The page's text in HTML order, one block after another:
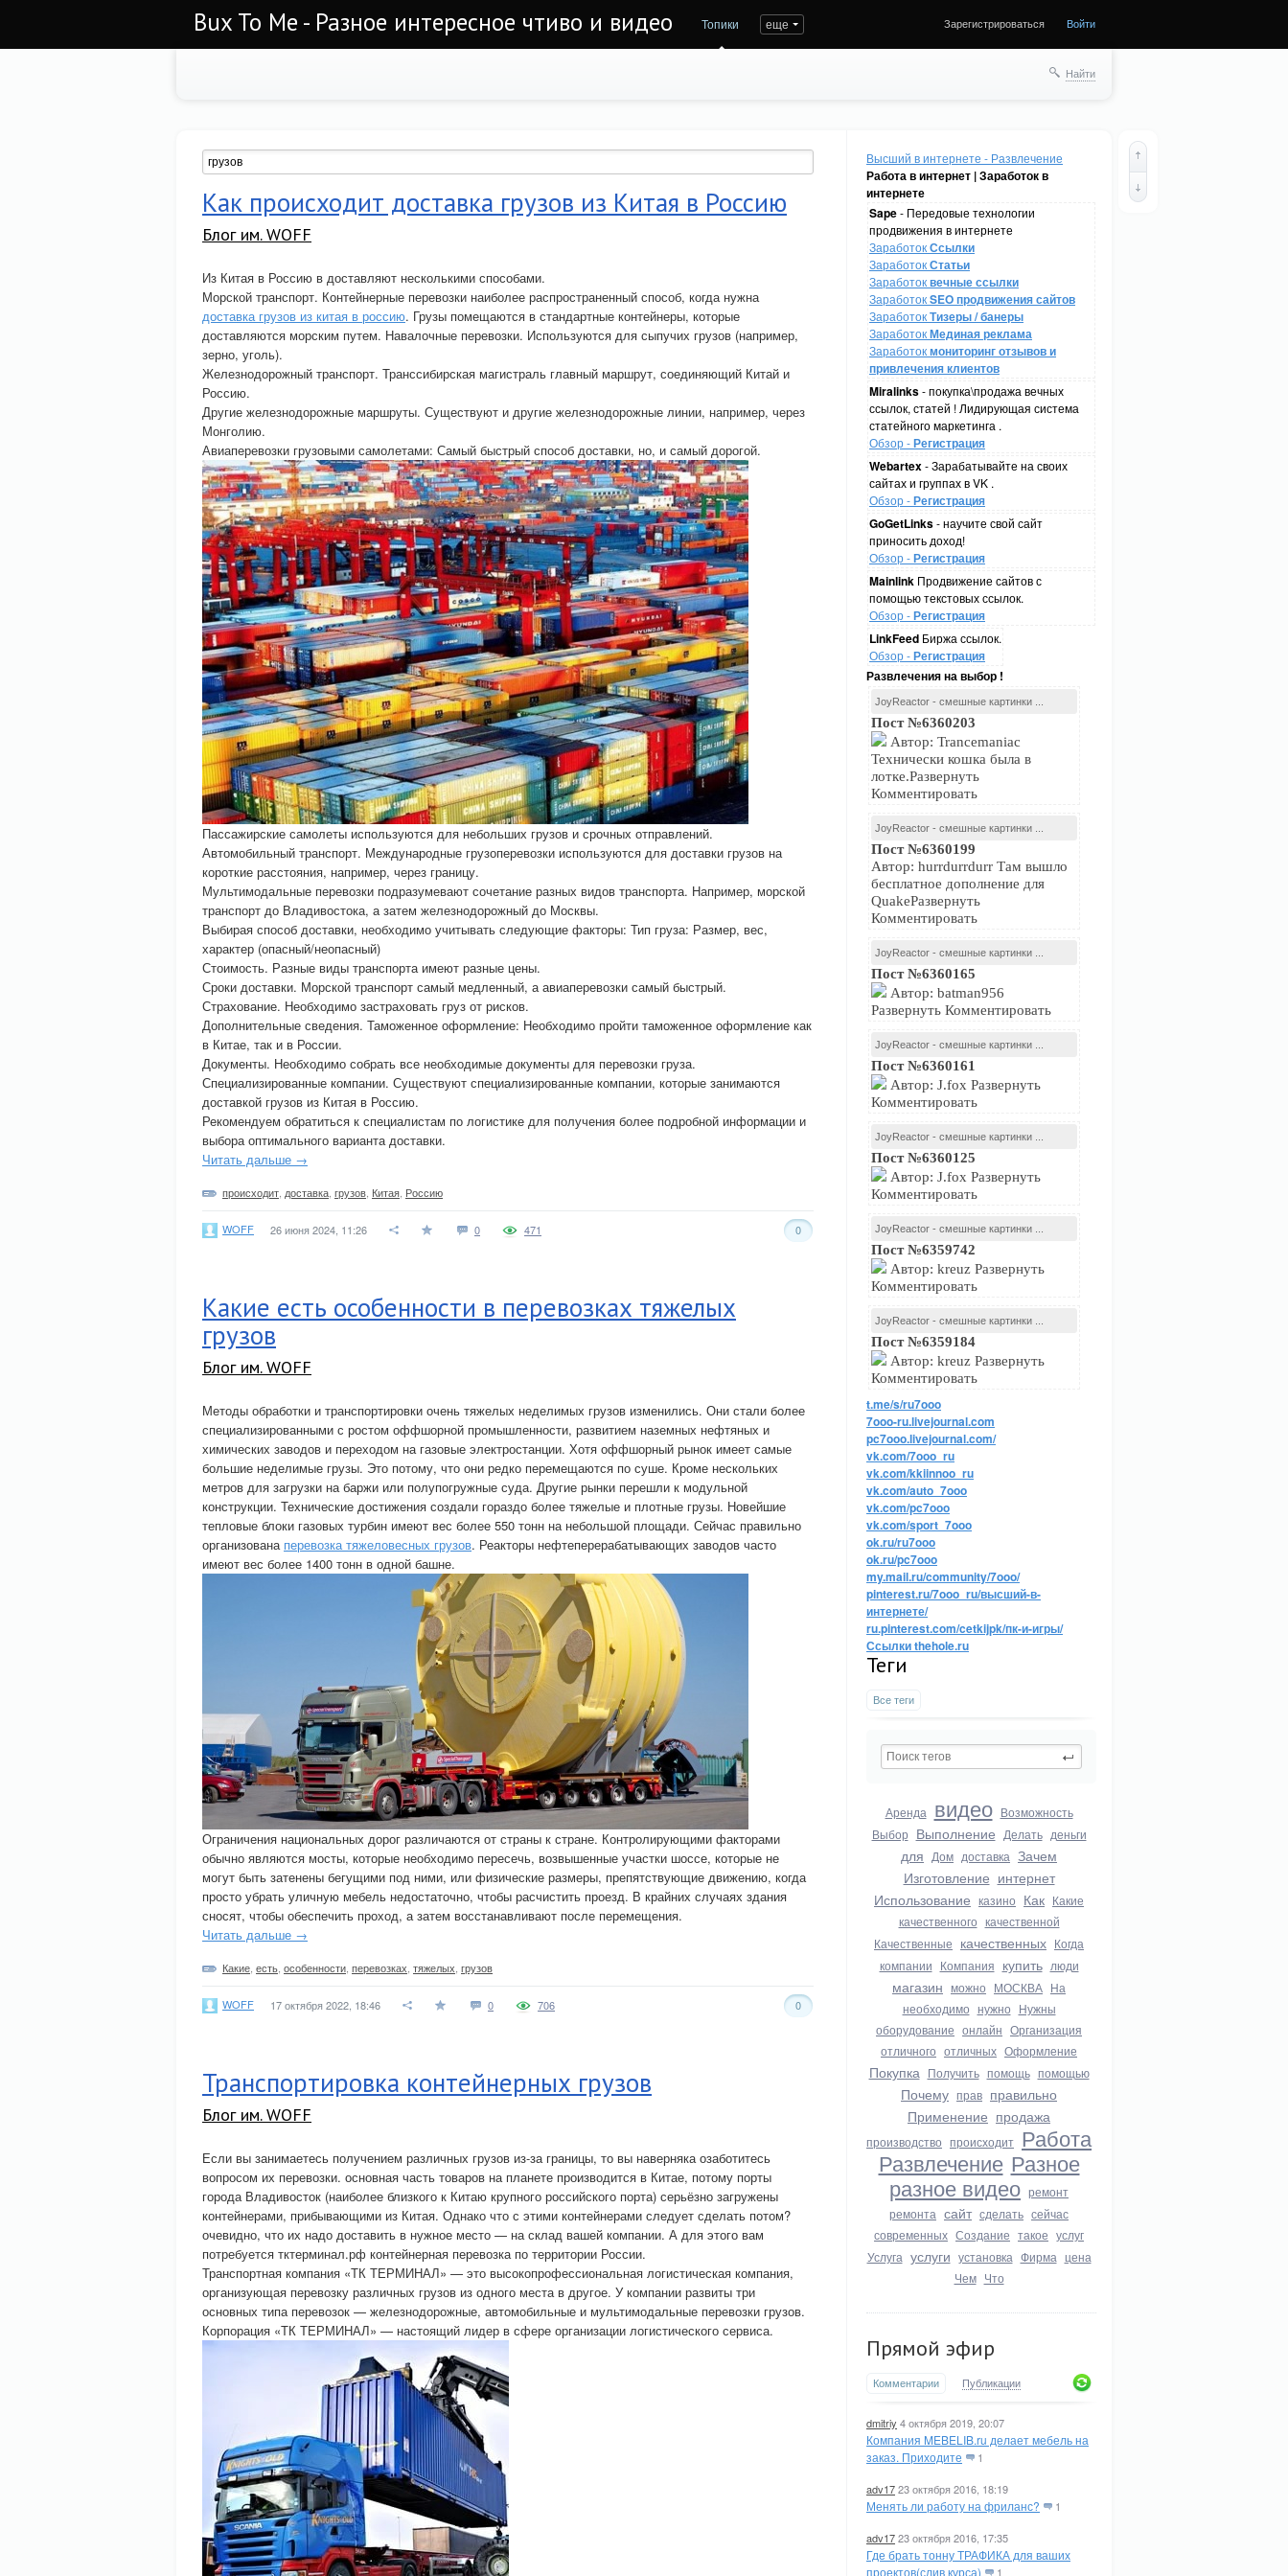
Bux To Me - Разное интересное чтиво и видео Топики еще Зарегистрироваться Войти
Найти
Высший в интернете - Развлечение
Работа в интернет | Заработок в
интернете
Sape- Передовые технологии
продвижения в интернете
ЗаработокСсылки
ЗаработокСтатьи
Заработоквечные ссылки
ЗаработокSEO продвижения сайтов
ЗаработокТизеры / банеры
ЗаработокМединая реклама
Заработокмониторинг отзывов и
привлечения клиентов
Miralinks- покупка\продажа вечных
ссылок, статей ! Лидирующая система
статейного маркетинга .
Обзор -Регистрация
Webartex- Зарабатывайте на своих
сайтах и группах в VK .
Обзор -Регистрация
GoGetLinks- научите свой сайт
приносить доход!
Обзор -Регистрация
Mainlink Продвижение сайтов с
помощью текстовых ссылок.
Обзор -Регистрация
LinkFeed Биржа ссылок.
Обзор -Регистрация
Развлечения на выбор !
JoyReactor - смешные картинки ...
Пост №6360203
Автор: Trancemaniac
Технически кошка была в
лотке.Развернуть
Комментировать
JoyReactor - смешные картинки ...
Пост №6360199
Автор: hurrdurrdurr Там вышло
бесплатное дополнение для
QuakeРазвернуть
Комментировать
JoyReactor - смешные картинки ...
Пост №6360165
Автор: batman956
Развернуть Комментировать
JoyReactor - смешные картинки ...
Пост №6360161
Автор: J.fox Развернуть
Комментировать
JoyReactor - смешные картинки ...
Пост №6360125
Автор: J.fox Развернуть
Комментировать
JoyReactor - смешные картинки ...
Пост №6359742
Автор: kreuz Развернуть
Комментировать
JoyReactor - смешные картинки ...
Пост №6359184
Автор: kreuz Развернуть
Комментировать
t.me/s/ru7ooo
7ooo-ru.livejournal.com
pc7ooo.livejournal.com/
vk.com/7ooo_ru
vk.com/kkiinnoo_ru
vk.com/auto_7ooo
vk.com/pc7ooo
vk.com/sport_7ooo
ok.ru/ru7ooo
ok.ru/pc7ooo
my.mail.ru/community/7ooo/
pinterest.ru/7ooo_ru/высший-в-
интернете/
ru.pinterest.com/cetkijpk/пк-и-игры/
Ссылки thehole.ru
Теги
Все теги
Аренда видео Возможность
Выбор Выполнение Делать деньги
для Дом доставка Зачем
Изготовление интернет
Использование казино Как Какие
качественного качественной
Качественные качественных Когда
компании Компания купить люди
магазин можно МОСКВА На
необходимо нужно Нужны
оборудование онлайн Организация
отличного отличных Оформление
Покупка Получить помощь помощью
Почему прав правильно
Применение продажа
производство происходит Работа
Развлечение Разное
разное видео ремонт
ремонта сайт сделать сейчас
современных Создание такое услуг
Услуга услуги установка Фирма цена
Чем Что
Прямой эфир
Комментарии Публикации
dmitriy 4 октября 2019, 20:07
Компания MEBELIB.ru делает мебель на
заказ. Приходите
1
adv1723 октября 2016, 18:19
Менять ли работу на фриланс? 1
adv1723 октября 2016, 17:35
Где брать тонну ТРАФИКА для ваших
проектов(слив курса)
1
Как происходит доставка грузов из Китая в Россию
Блог им. WOFF
Из Китая в Россию в доставляют несколькими способами.
Морской транспорт. Контейнерные перевозки наиболее распространенный способ, когда нужна
доставка грузов из китая в россию. Грузы помещаются в стандартные контейнеры, которые
доставляются морским путем. Навалочные перевозки. Используются для сыпучих грузов (например,
зерно, уголь).
Железнодорожный транспорт. Транссибирская магистраль главный маршрут, соединяющий Китай и
Россию.
Другие железнодорожные маршруты. Существуют и другие железнодорожные линии, например, через
Монголию.
Авиаперевозки грузовыми самолетами: Самый быстрый способ доставки, но, и самый дорогой.
Пассажирские самолеты используются для небольших грузов и срочных отправлений.
Автомобильный транспорт. Международные грузоперевозки используются для доставки грузов на
короткие расстояния, например, через границу.
Мультимодальные перевозки подразумевают сочетание разных видов транспорта. Например, морской
транспорт до Владивостока, а затем железнодорожный до Москвы.
Выбирая способ доставки, необходимо учитывать следующие факторы: Тип груза: Размер, вес,
характер (опасный/неопасный)
Стоимость. Разные виды транспорта имеют разные цены.
Сроки доставки. Морской транспорт самый медленный, а авиаперевозки самый быстрый.
Страхование. Необходимо застраховать груз от рисков.
Дополнительные сведения. Таможенное оформление: Необходимо пройти таможенное оформление как
в Китае, так и в России.
Документы. Необходимо собрать все необходимые документы для перевозки груза.
Специализированные компании. Существуют специализированные компании, которые занимаются
доставкой грузов из Китая в Россию.
Рекомендуем обратиться к специалистам по логистике для получения более подробной информации и
выбора оптимального варианта доставки.
Читать дальше →
происходит доставка грузов Китая Россию
WOFF 26 июня 2024, 11:26 0 0
471
Какие есть особенности в перевозках тяжелых
грузов
Блог им. WOFF
Методы обработки и транспортировки очень тяжелых неделимых грузов изменились. Они стали более
специализированными с ростом оффшорной промышленности, развитием наземных нефтяных и
химических заводов и переходом на газовые электростанции. Хотя оффшорный рынок имеет самые
большие неделимые грузы. Это потому, что они редко перемещаются по суше. Кроме нескольких
метров для загрузки на баржи или полупогружные суда. Другие рынки перешли к модульной
конструкции. Технические достижения создали гораздо более тяжелые и плотные грузы. Новейшие
тепловые блоки газовых турбин имеют вес более 550 тонн на небольшой площади. Сейчас правильно
организована перевозка тяжеловесных грузов. Реакторы нефтеперерабатывающих заводов часто
имеют вес более 1400 тонн в одной башне.
Ограничения национальных дорог различаются от страны к стране. Контролирующими факторами
обычно являются мосты, которые необходимо пересечь, возвышенные участки шоссе, которые не
могут быть затенены бегущими под ними, или физические размеры, препятствующие движению, когда
просто убрать уличную мебель недостаточно, чтобы расчистить проезд. В крайних случаях здания
сносят, чтобы обеспечить проход, а затем восстанавливают после перемещения.
Читать дальше →
Какие есть особенности перевозках тяжелых грузов
WOFF 17 октября 2022, 18:46 0 0
706
Транспортировка контейнерных грузов
Блог им. WOFF
Если вы занимаетесь получением различных грузов из-за границы, то вы наверняка озаботитесь
вопросом их перевозки. основная часть товаров на планете производится в Китае, потому порты
города Владивосток (наиболее близкого к Китаю крупного российского порта) серьёзно загружены
контейнерами, прибывающими из Китая. Однако что с этими контейнерами следует сделать потом?
очевидно, что их надо доставить в нужное место — на склад вашей компании. А для этого вам
потребуется тктерминал.рф контейнерная перевозка по территории России.
Транспортная компания «ТК ТЕРМИНАЛ» — это высокопрофессиональная логистическая компания,
организующая перевозку различных грузов из одного места в другое. У компании развиты три
основных типа перевозок — железнодорожные, автомобильные и мультимодальные перевозки грузов.
Корпорация «ТК ТЕРМИНАЛ» — настоящий лидер в сфере организации логистического сервиса.